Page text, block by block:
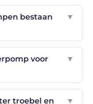
bestaan
▼
voor
▼
troebel en
▼